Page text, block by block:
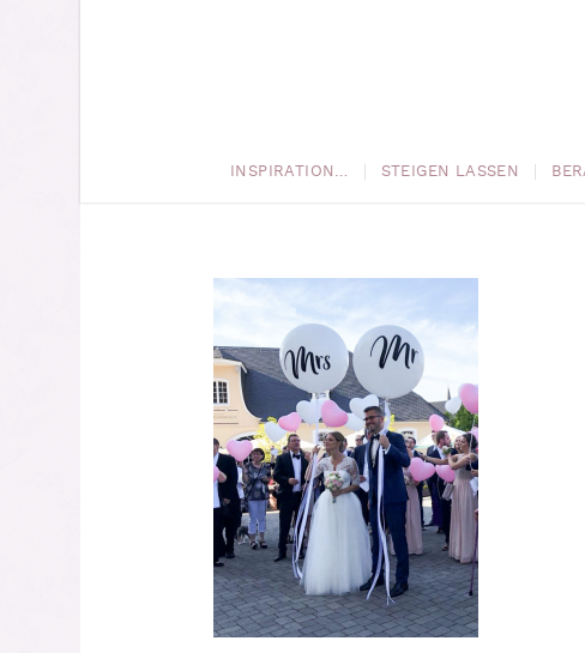
INSPIRATION… STEIGEN LASSEN